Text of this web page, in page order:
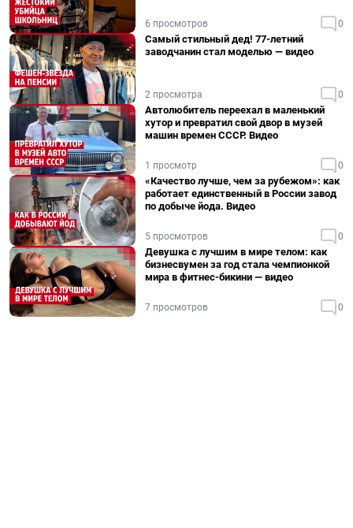
6 просмотров 0
Самый стильный дед! 77-летний
заводчанин стал моделью — видео
2 просмотра 0
Автолюбитель переехал в маленький
хутор и превратил свой двор в музей
машин времен СССР. Видео
1 просмотр 0
«Качество лучше, чем за рубежом»: как
работает единственный в России завод
по добыче йода. Видео
5 просмотров 0
Девушка с лучшим в мире телом: как
бизнесвумен за год стала чемпионкой
мира в фитнес-бикини — видео
7 просмотров 0